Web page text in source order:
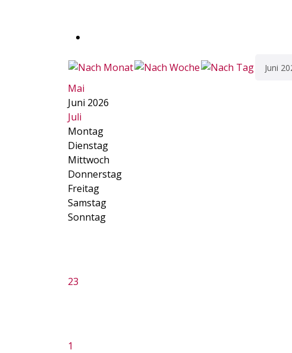
Mai
Juni 2026
Juli
Montag
Dienstag
Mittwoch
Donnerstag
Freitag
Samstag
Sonntag
23
1